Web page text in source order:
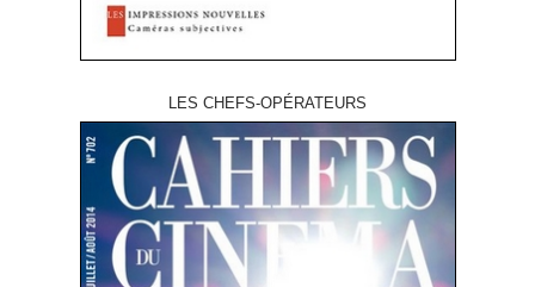
LES CHEFS-OPÉRATEURS